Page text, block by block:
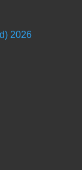
2026
(m/w/d)